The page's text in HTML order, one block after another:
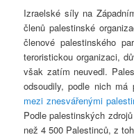
Izraelské síly na
členů palestinské
členové palestinského
teroristickou organizaci,
však zatím neuvedl.
odsoudily, podle nich má
mezi znesvářenými
Podle palestinských
než 4 500 Palestinců, z